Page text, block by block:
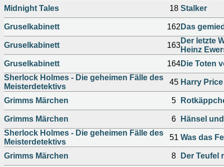
Midnight Tales 18 Stalker
Gruselkabinett 162 Das
Gruselkabinett 163
Der letzte
Heinz
Gruselkabinett
164Die Toten
Sherlock Holmes - Die geheimen Fälle des
Meisterdetektivs
45 Harry
Grimms Märchen 5
Grimms Märchen 6
Hänsel
Sherlock Holmes - Die geheimen Fälle des
Meisterdetektivs
51 Was das
Grimms Märchen 8 Der Teufel